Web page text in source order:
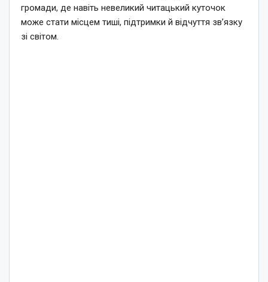
громади, де навіть невеликий читацький куточок
може стати місцем тиші, підтримки й відчуття зв’язку
зі світом.